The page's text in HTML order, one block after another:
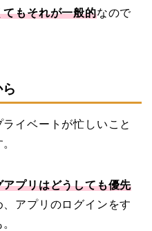
もそれが一般的なので
イベートが忙しいこと
アプリはどうしても優先
、アプリのログインをす